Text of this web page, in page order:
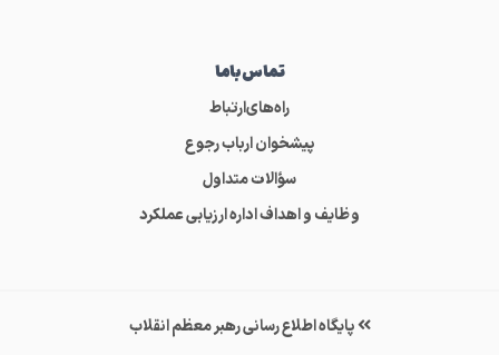
تماس‌باما
راه‌های‌ارتباط
پیشخوان ارباب رجوع
سؤالات متداول
وظایف و اهداف اداره ارزیابی عملکرد
پایگاه اطلاع رسانی رهبر معظم انقلاب